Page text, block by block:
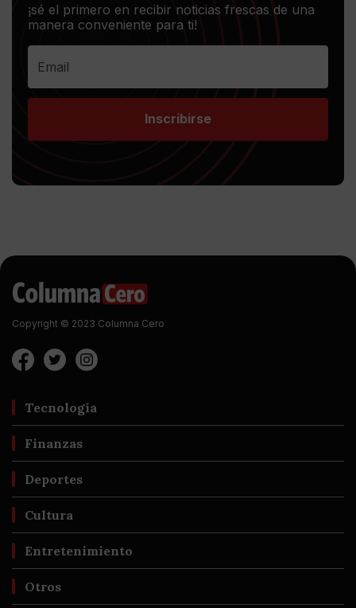
¡sé el primero en recibir noticias frescas de una
manera conveniente para ti!
Inscribirse
Copyright © 2023 Columna Cero
Tecnología
Finanzas
Deportes
Cultura
Entretenimiento
Otros